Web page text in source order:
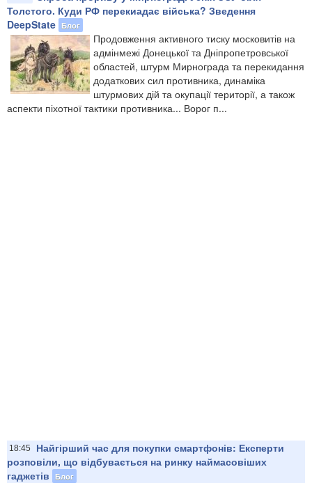
Толстого. Куди РФ перекиадає війська? Зведення
DeepState Блог
Продовження активного тиску московитів на
адмінмежі Донецької та Дніпропетровської
областей, штурм Мирнограда та перекидання
додаткових сил противника, динаміка
штурмових дій та окупації території, а також
аспекти піхотної тактики противника... Ворог п...
18:45
Найгірший час для покупки смартфонів: Експерти
розповіли, що відбувається на ринку наймасовіших
гаджетів
Блог